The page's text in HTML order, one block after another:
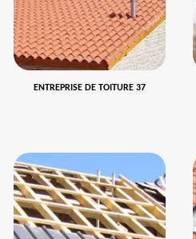
ENTREPRISE DE TOITURE 37